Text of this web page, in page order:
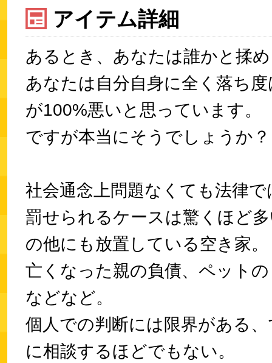
アイテム詳細
あるとき、あなたは誰かと揉
あなたは自分自身に全く落ち
が100%悪いと思っています。
ですが本当にそうでしょうか？
社会通念上問題なくても法律
罰せられるケースは驚くほど
の他にも放置している空き家。
亡くなった親の負債、ペット
などなど。
個人での判断には限界がある
に相談するほどでもない。